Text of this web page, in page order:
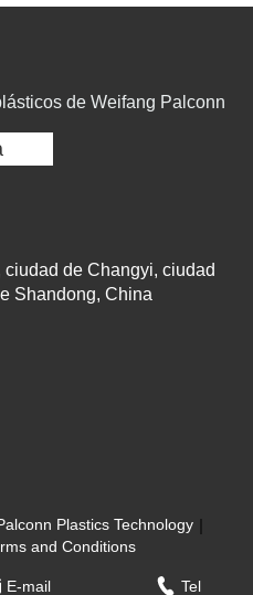
E-mail Tel
de Weifang Palconn
de Changyi, ciudad
Shandong, China
Plastics Technology
and Conditions